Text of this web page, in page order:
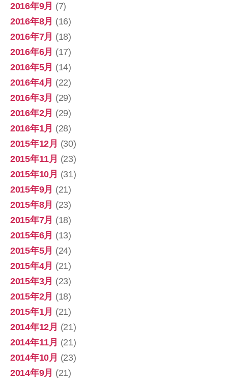
2016年9月 (7)
2016年8月 (16)
2016年7月 (18)
2016年6月 (17)
2016年5月 (14)
2016年4月 (22)
2016年3月 (29)
2016年2月 (29)
2016年1月 (28)
2015年12月 (30)
2015年11月 (23)
2015年10月 (31)
2015年9月 (21)
2015年8月 (23)
2015年7月 (18)
2015年6月 (13)
2015年5月 (24)
2015年4月 (21)
2015年3月 (23)
2015年2月 (18)
2015年1月 (21)
2014年12月 (21)
2014年11月 (21)
2014年10月 (23)
2014年9月 (21)